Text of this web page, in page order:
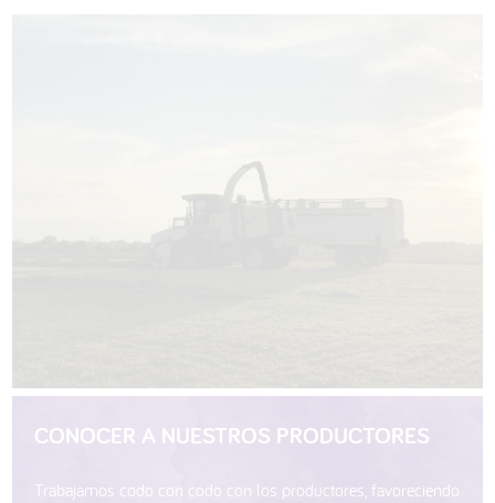
CONOCER A NUESTROS PRODUCTORES
Trabajamos codo con codo con los productores, favoreciendo